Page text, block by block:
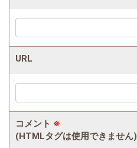
URL
コメント ※
(HTMLタグは使用できません)